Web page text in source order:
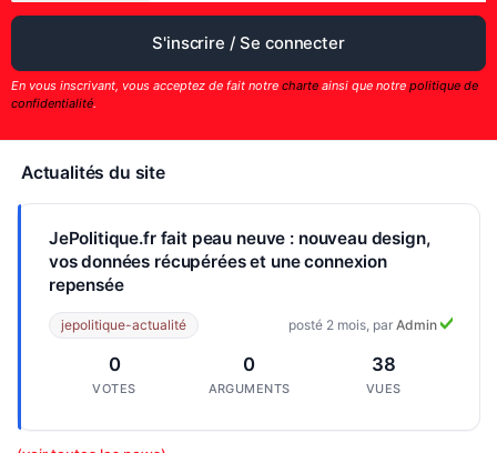
En vous inscrivant, vous acceptez de fait notre charte ainsi que notre politique de
confidentialité.
Actualités du site
0
VOTES
0
ARGUMENTS
38
VUES
JePolitique.fr fait peau neuve : nouveau design,
vos données récupérées et une connexion
repensée
jepolitique-actualité posté 2 mois, parAdmin